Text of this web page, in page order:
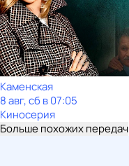
Каменская
8 авг, сб в 07:05
Киносерия
Больше похожих передач